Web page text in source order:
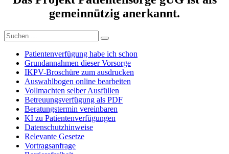
gemeinnützig anerkannt.
Suchen
nach:
Suchen
Patientenverfügung habe ich schon
Grundannahmen dieser Vorsorge
IKPV-Broschüre zum ausdrucken
Auswahlbogen online bearbeiten
Vollmachten selber Ausfüllen
Betreuungsverfügung als PDF
Beratungstermin vereinbaren
KI zu Patientenverfügungen
Datenschutzhinweise
Relevante Gesetze
Vortragsanfrage